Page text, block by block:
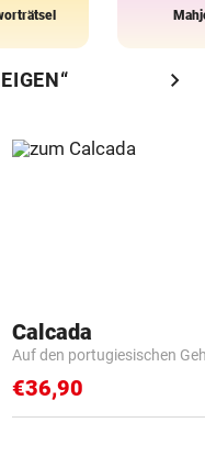
chevron_right
Calcada
Auf den portugiesischen
€36,90